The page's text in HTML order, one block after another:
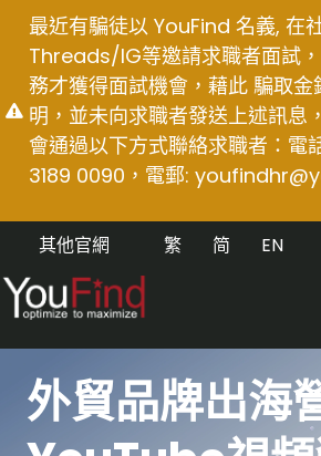
content
最近有騙徒以 YouFind 名義, 在
Threads/IG等邀請求職者面試
務才獲得面試機會，藉此 騙取
明，並未向求職者發送上述訊息
會通過以下方式聯絡求職者：電
3189 0090，電郵:
其他官網 EN
简
繁
外貿品牌出海